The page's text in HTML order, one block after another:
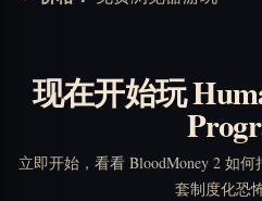
现在开始玩
立即开始，看看 BloodMoney 2 如
套制度化恐